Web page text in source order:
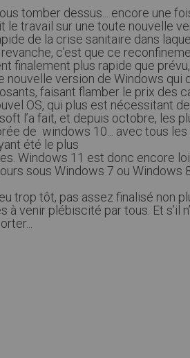
tomber dessus... encore une
travail sur une toute nouvelle
de la crise sanitaire dans
c’est que ce
plus rapide que
version de Windows qui
faisant flamber le prix
OS, qui plus est nécessitant
l’a fait, et depuis octobre, les
de windows 10... avec tous
été le plus
Windows 11 est donc encore
sous Windows 7 ou Windows
trop tôt, pas assez finalisé non
venir plébiscité par tous. Et s’il